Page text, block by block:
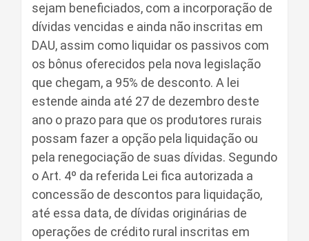
sejam beneficiados, com a incorporação de
dívidas vencidas e ainda não inscritas em
DAU, assim como liquidar os passivos com
os bônus oferecidos pela nova legislação
que chegam, a 95% de desconto. A lei
estende ainda até 27 de dezembro deste
ano o prazo para que os produtores rurais
possam fazer a opção pela liquidação ou
pela renegociação de suas dívidas. Segundo
o Art. 4º da referida Lei fica autorizada a
concessão de descontos para liquidação,
até essa data, de dívidas originárias de
operações de crédito rural inscritas em